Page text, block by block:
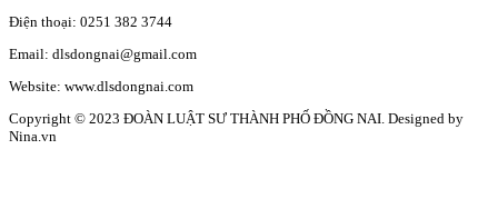
Điện thoại: 0251 382 3744
Email: dlsdongnai@gmail.com
Website: www.dlsdongnai.com
Copyright © 2023 ĐOÀN LUẬT SƯ THÀNH PHỐ ĐỒNG NAI. Designed by
Nina.vn